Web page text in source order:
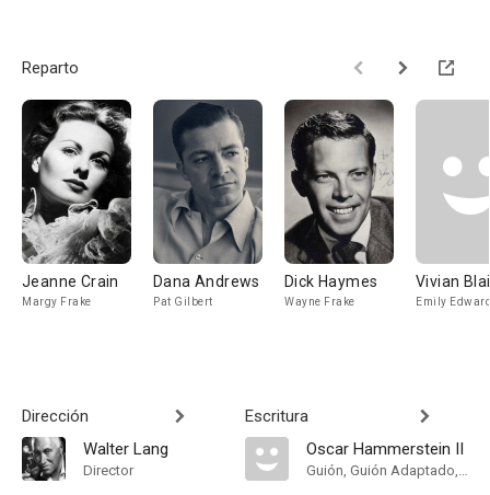
Reparto
Jeanne Crain
Margy Frake
Dana Andrews
Pat Gilbert
Dick Haymes
Wayne Frake
Vivian
Emily
Dirección
Walter Lang
Director
Escritura
Oscar Hammerstein II
Guión, Guión Adaptado, Libro, Lyricist